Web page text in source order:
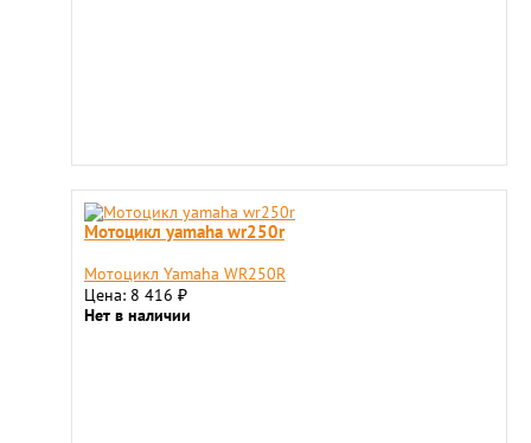
Мотоцикл yamaha wr250r
Мотоцикл Yamaha WR250R
Цена: 8 416 ₽
Нет в наличии